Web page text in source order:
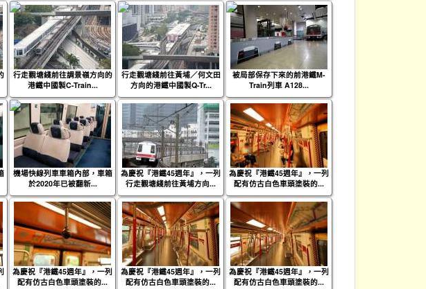
行走觀塘綫前往調景嶺方向的
港鐵中國製C-Train...
行走觀塘綫前往黃埔／何文田
方向的港鐵中國製Q-Tr...
被局部保存下來的前港鐵M-
Train列車 A128...
機場快線列車車箱內部，車箱
於2020年已被翻新...
為慶祝『港鐵45週年』，一列
行走觀塘綫前往黃埔方向...
為慶祝『港鐵45週年』，一列
配有仿古白色車頭塗裝的...
為慶祝『港鐵45週年』，一列
配有仿古白色車頭塗裝的...
為慶祝『港鐵45週年』，一列
配有仿古白色車頭塗裝的...
為慶祝『港鐵45週年』，一列
配有仿古白色車頭塗裝的...